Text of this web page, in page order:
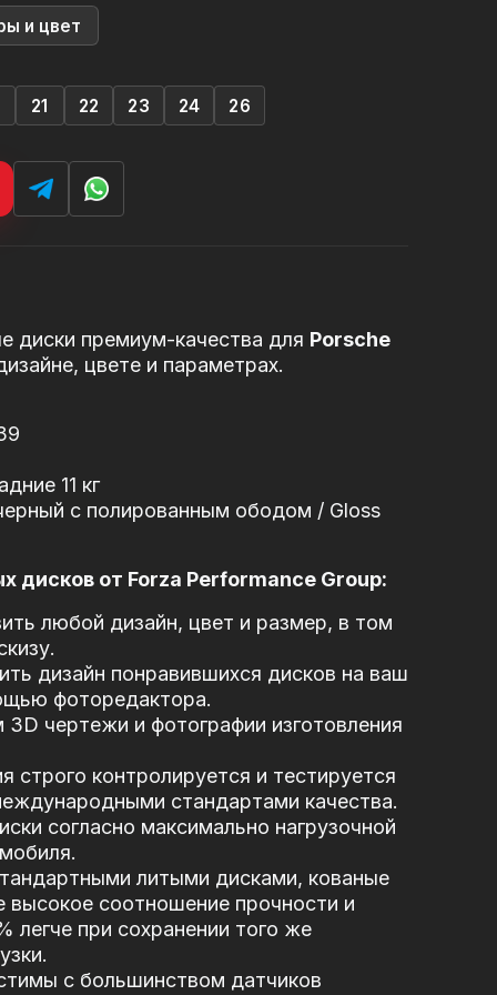
и цвет
21 22 23 24 26
диски премиум-качества для Porsche
цвете и параметрах.
11 кг
с полированным ободом / Gloss
дисков от Forza Performance Group:
любой дизайн, цвет и размер, в том
дизайн понравившихся дисков на ваш
фоторедактора.
чертежи и фотографии изготовления
строго контролируется и тестируется
стандартами качества.
согласно максимально нагрузочной
литыми дисками, кованые
соотношение прочности и
легче при сохранении того же
с большинством датчиков